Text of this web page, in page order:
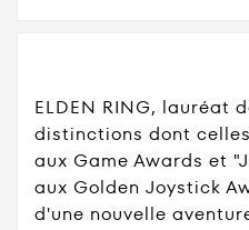
ELDEN RING, lauréat
distinctions dont
aux Game Awards et
aux Golden Joystick
d'une nouvelle